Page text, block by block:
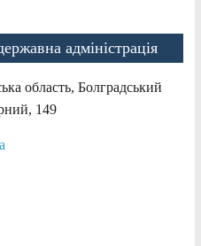
адміністрація
область, Болградський
149